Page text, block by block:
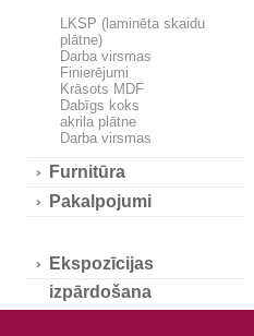
LKSP (laminēta skaidu
plātne)
Darba virsmas
Finierējumi
Krāsots MDF
Dabīgs koks
akrila plātne
Darba virsmas
Furnitūra
Pakalpojumi
Ekspozīcijas
izpārdošana